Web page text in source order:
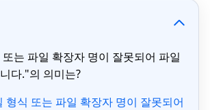
는 파일 확장자 명이 잘못되어 파일
다."의 의미는?
형식 또는 파일 확장자 명이 잘못되어